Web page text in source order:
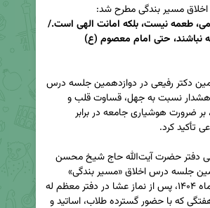
مسیر بندگی مطرح شد: